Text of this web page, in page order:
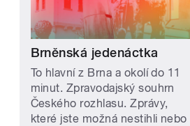
Brněnská jedenáctka
To hlavní z Brna a okolí do 11
minut. Zpravodajský souhrn
Českého rozhlasu. Zprávy,
které jste možná nestihli nebo